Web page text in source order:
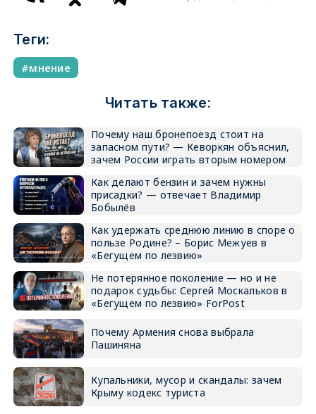
Теги:
мнение
Читать также:
Почему наш бронепоезд стоит на
запасном пути? — Кеворкян объяснил,
зачем России играть вторым номером
Как делают бензин и зачем нужны
присадки? — отвечает Владимир
Бобылёв
Как удержать среднюю линию в споре о
пользе Родине? – Борис Межуев в
«Бегущем по лезвию»
Не потерянное поколение — но и не
подарок судьбы: Сергей Москальков в
«Бегущем по лезвию» ForPost
Почему Армения снова выбрала
Пашиняна
Купальники, мусор и скандалы: зачем
Крыму кодекс туриста